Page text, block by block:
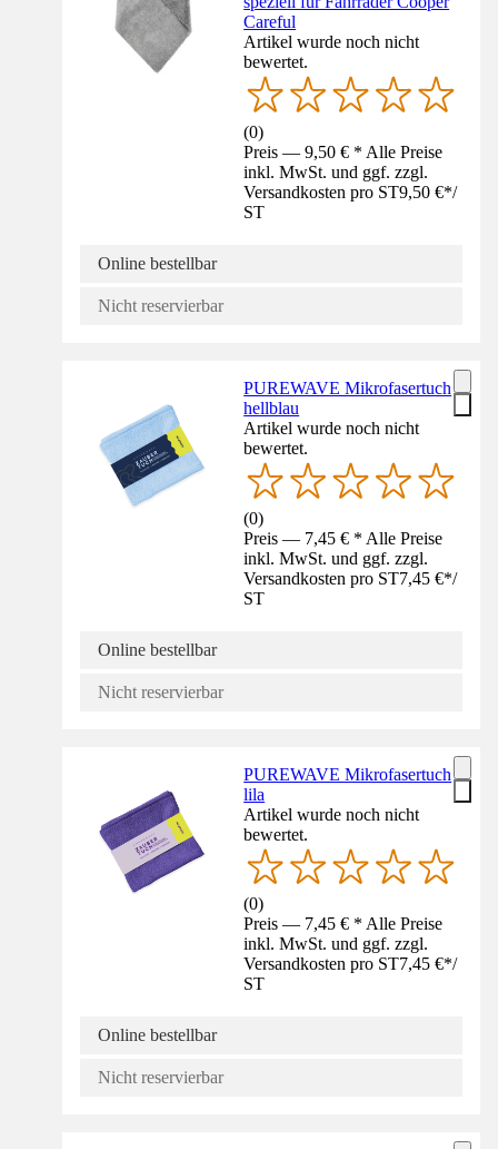
Careful
Artikel wurde noch nicht
bewertet.
(0)
Preis — 9,50 € * Alle Preise
inkl. MwSt. und ggf. zzgl.
Versandkosten pro ST9,50 €*/
ST
Online bestellbar
Nicht reservierbar
PUREWAVE Mikrofasertuch
hellblau
Artikel wurde noch nicht
bewertet.
(0)
Preis — 7,45 € * Alle Preise
inkl. MwSt. und ggf. zzgl.
Versandkosten pro ST7,45 €*/
ST
Online bestellbar
Nicht reservierbar
PUREWAVE Mikrofasertuch
lila
Artikel wurde noch nicht
bewertet.
(0)
Preis — 7,45 € * Alle Preise
inkl. MwSt. und ggf. zzgl.
Versandkosten pro ST7,45 €*/
ST
Online bestellbar
Nicht reservierbar